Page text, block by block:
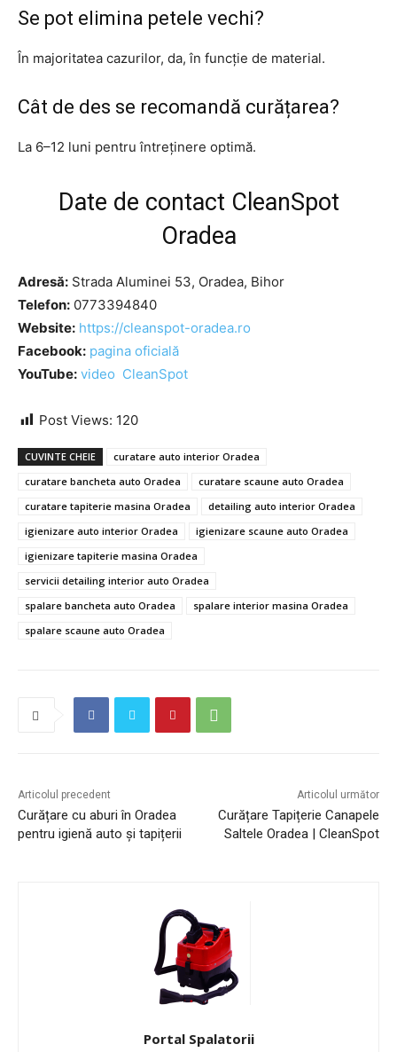
Se pot elimina petele vechi?
În majoritatea cazurilor, da, în funcție de material.
Cât de des se recomandă curățarea?
La 6–12 luni pentru întreținere optimă.
Date de contact CleanSpot
Oradea
Adresă: Strada Aluminei 53, Oradea, Bihor
Telefon: 0773394840
Website: https://cleanspot-oradea.ro
Facebook: pagina oficială
YouTube: video CleanSpot
Post Views: 120
CUVINTE CHEIE
curatare auto interior Oradea
curatare bancheta auto Oradea
curatare scaune auto Oradea
curatare tapiterie masina Oradea
detailing auto interior Oradea
igienizare auto interior Oradea
igienizare scaune auto Oradea
igienizare tapiterie masina Oradea
servicii detailing interior auto Oradea
spalare bancheta auto Oradea
spalare interior masina Oradea
spalare scaune auto Oradea
Articolul precedent
Curățare cu aburi în Oradea
pentru igienă auto și tapițerii
Articolul următor
Curățare Tapițerie Canapele
Saltele Oradea | CleanSpot
Portal Spalatorii